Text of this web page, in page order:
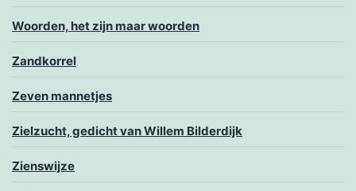
Woorden, het zijn maar woorden
Zandkorrel
Zeven mannetjes
Zielzucht, gedicht van Willem Bilderdijk
Zienswijze